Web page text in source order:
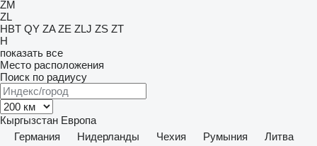
ZM
ZL
HBT QY ZA ZE ZLJ ZS ZT
H
показать все
Место расположения
Поиск по радиусу
Кыргызстан Европа
Германия
Нидерланды Чехия Румыния
Литва